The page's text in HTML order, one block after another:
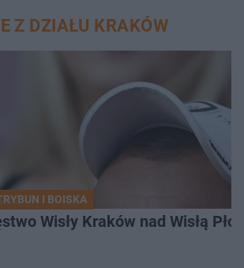
Z DZIAŁU KRAKÓW
I BOISKA
Wisły Kraków nad Wisłą